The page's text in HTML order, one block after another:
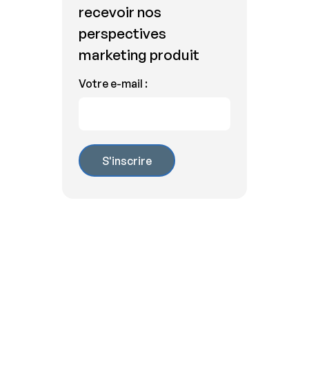
recevoir nos
perspectives
marketing produit
Votre e-mail :